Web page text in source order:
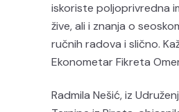
iskoriste poljoprivredna
žive, ali i znanja o
ručnih radova i slično.
Ekonometar Fikreta
Radmila Nešić, iz